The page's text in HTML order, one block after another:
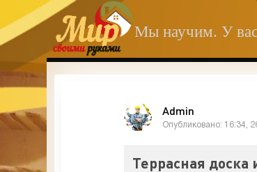
Мы научим. У
Admin
Опубликовано: 16:34,
Террасная доска